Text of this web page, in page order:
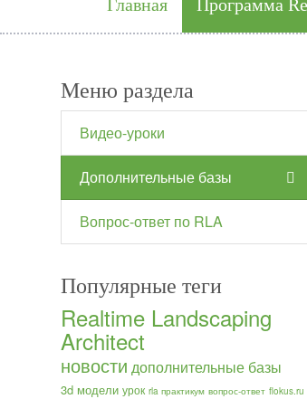
Главная Программа
Меню раздела
Видео-уроки
Дополнительные базы
Вопрос-ответ по RLA
Популярные теги
Realtime Landscaping
Architect
новости дополнительные базы
3d модели урок rla практикум вопрос-ответ flokus.ru